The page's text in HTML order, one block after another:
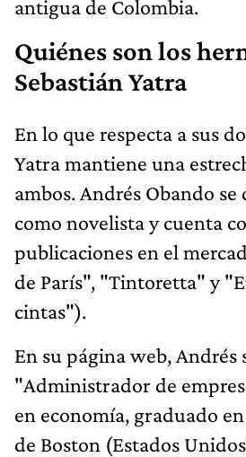
antigua de Colombia.
Quiénes son los
Sebastián Yatra
En lo que respecta a sus
Yatra mantiene una
ambos. Andrés Obando se
como novelista y cuenta
publicaciones en el
de París", "Tintoretta" y
cintas").
En su página web, Andrés
"Administrador de
en economía, graduado
de Boston (Estados